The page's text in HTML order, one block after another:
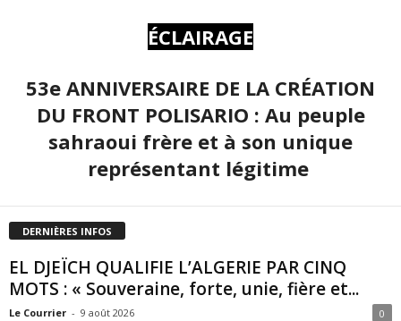
ÉCLAIRAGE
53e ANNIVERSAIRE DE LA CRÉATION
DU FRONT POLISARIO : Au peuple
sahraoui frère et à son unique
représentant légitime
DERNIÈRES INFOS
EL DJEÏCH QUALIFIE L’ALGERIE PAR CINQ
MOTS : « Souveraine, forte, unie, fière et...
Le Courrier - 9 août 2026 0